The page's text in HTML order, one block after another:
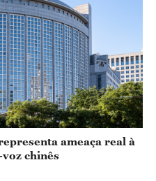
ameaça real à
chinês